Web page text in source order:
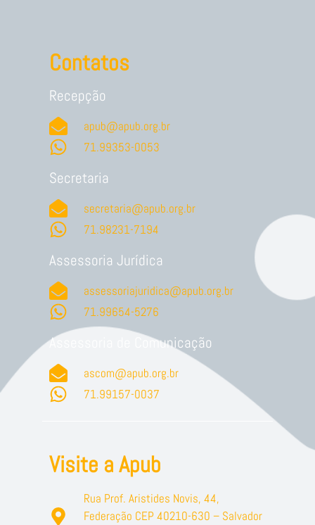
Contatos
Recepção
apub@apub.org.br
71.99353-0053
Secretaria
secretaria@apub.org.br
71.98231-7194
Assessoria Jurídica
assessoriajuridica@apub.org.br
71.99654-5276
Assessoria de Comunicação
ascom@apub.org.br
71.99157-0037
Visite a Apub
Rua Prof. Aristides Novis, 44,
Federação CEP 40210-630 – Salvador